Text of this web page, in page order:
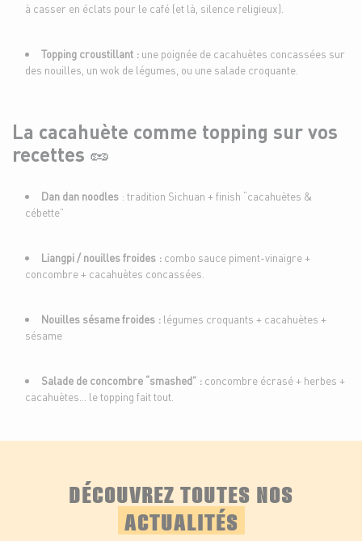
à casser en éclats pour le café (et là, silence religieux).
Topping croustillant : une poignée de cacahuètes concassées sur
des nouilles, un wok de légumes, ou une salade croquante.
La cacahuète comme topping sur vos
recettes 🥜
Dan dan noodles : tradition Sichuan + finish “cacahuètes &
cébette”
Liangpi / nouilles froides : combo sauce piment-vinaigre +
concombre + cacahuètes concassées.
Nouilles sésame froides :légumes croquants + cacahuètes +
sésame
Salade de concombre “smashed” :concombre écrasé + herbes +
cacahuètes… le topping fait tout.
DÉCOUVREZ TOUTES NOS
ACTUALITÉS